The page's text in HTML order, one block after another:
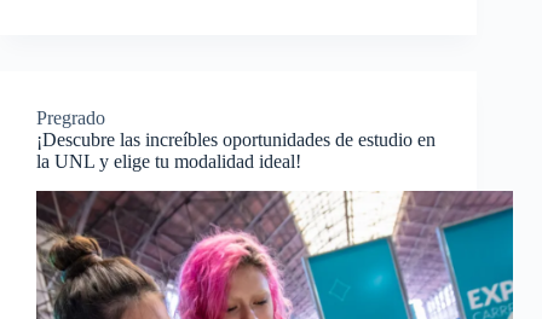
Pregrado
¡Descubre las increíbles oportunidades de estudio en
la UNL y elige tu modalidad ideal!